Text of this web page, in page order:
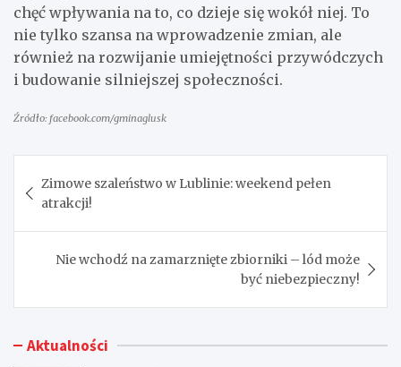
chęć wpływania na to, co dzieje się wokół niej. To
nie tylko szansa na wprowadzenie zmian, ale
również na rozwijanie umiejętności przywódczych
i budowanie silniejszej społeczności.
Źródło: facebook.com/gminaglusk
wpisu
Zimowe szaleństwo w Lublinie: weekend pełen
atrakcji!
Nie wchodź na zamarznięte zbiorniki – lód może
być niebezpieczny!
Aktualności